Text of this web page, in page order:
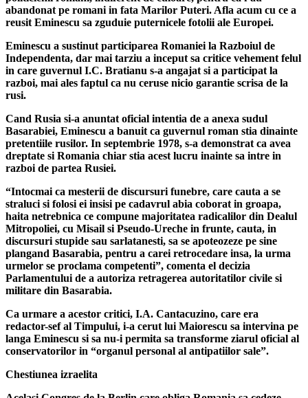
abandonat pe romani in fata Marilor Puteri. Afla acum cu ce a
reusit Eminescu sa zguduie puternicele fotolii ale Europei.
Eminescu a sustinut participarea Romaniei la Razboiul de
Independenta, dar mai tarziu a inceput sa critice vehement felul
in care guvernul I.C. Bratianu s-a angajat si a participat la
razboi, mai ales faptul ca nu ceruse nicio garantie scrisa de la
rusi.
Cand Rusia si-a anuntat oficial intentia de a anexa sudul
Basarabiei, Eminescu a banuit ca guvernul roman stia dinainte
pretentiile rusilor. In septembrie 1978, s-a demonstrat ca avea
dreptate si Romania chiar stia acest lucru inainte sa intre in
razboi de partea Rusiei.
“Intocmai ca mesterii de discursuri funebre, care cauta a se
straluci si folosi ei insisi pe cadavrul abia coborat in groapa,
haita netrebnica ce compune majoritatea radicalilor din Dealul
Mitropoliei, cu Misail si Pseudo-Ureche in frunte, cauta, in
discursuri stupide sau sarlatanesti, sa se apoteozeze pe sine
plangand Basarabia, pentru a carei retrocedare insa, la urma
urmelor se proclama competenti”, comenta el decizia
Parlamentului de a autoriza retragerea autoritatilor civile si
militare din Basarabia.
Ca urmare a acestor critici, I.A. Cantacuzino, care era
redactor-sef al Timpului, i-a cerut lui Maiorescu sa intervina pe
langa Eminescu si sa nu-i permita sa transforme ziarul oficial al
conservatorilor in “organul personal al antipatiilor sale”.
Chestiunea izraelita